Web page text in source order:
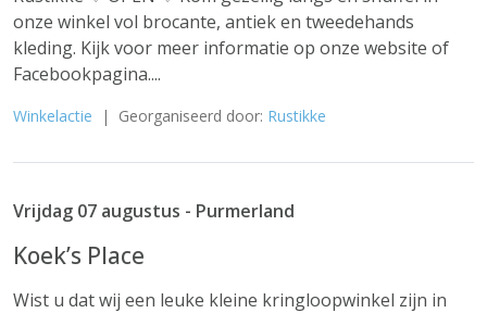
onze winkel vol brocante, antiek en tweedehands
kleding. Kijk voor meer informatie op onze website of
Facebookpagina....
Winkelactie | Georganiseerd door: Rustikke
Vrijdag 07 augustus - Purmerland
Koek’s Place
Wist u dat wij een leuke kleine kringloopwinkel zijn in